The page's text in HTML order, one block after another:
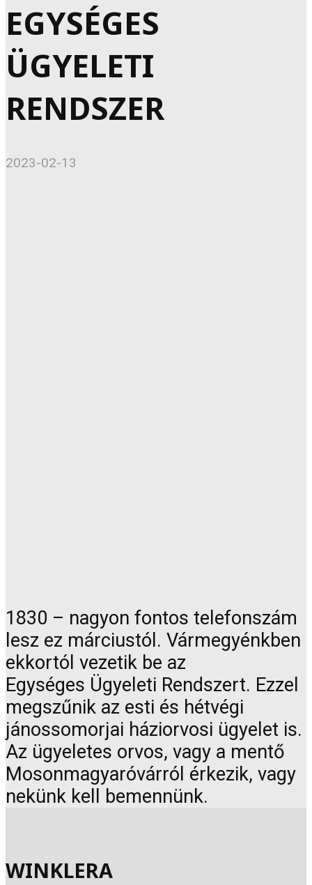
EGYSÉGES
ÜGYELETI
RENDSZER
2023-02-13
1830 – nagyon fontos telefonszám
lesz ez márciustól. Vármegyénkben
ekkortól vezetik be az
Egységes Ügyeleti Rendszert. Ezzel
megszűnik az esti és hétvégi
jánossomorjai háziorvosi ügyelet is.
Az ügyeletes orvos, vagy a mentő
Mosonmagyaróvárról érkezik, vagy
nekünk kell bemennünk.
WINKLERA